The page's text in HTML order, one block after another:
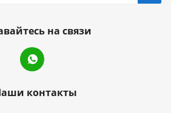
на связи
контакты